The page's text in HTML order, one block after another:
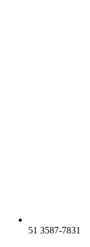
51 3587-7831